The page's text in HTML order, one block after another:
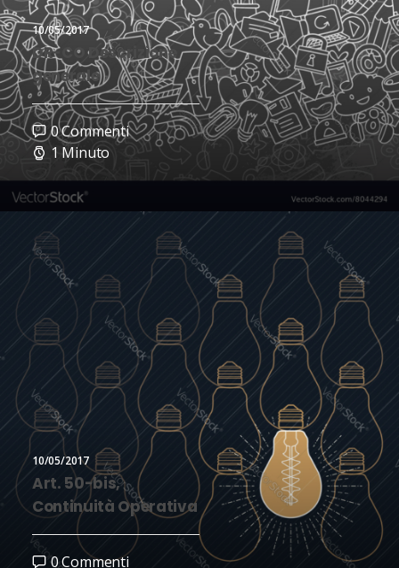
10/05/2017
DR-CO Descrizione
generale
0 Commenti
1 Minuto
10/05/2017
Art. 50-bis,
Continuità Operativa
0 Commenti